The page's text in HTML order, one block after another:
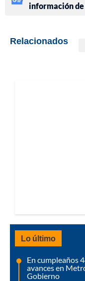
información de
Relacionados
Lo último
En cumpleaños
avances en
Gobierno